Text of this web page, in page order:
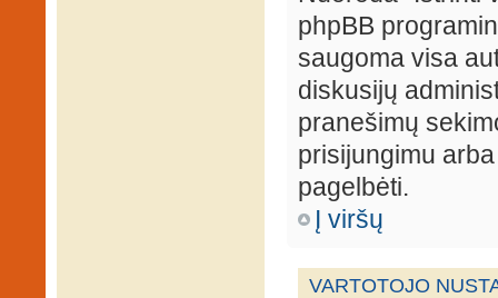
phpBB
saugoma visa
diskusijų
pranešimų
prisijungimu
pagelbėti.
Į viršų
VARTOTOJO